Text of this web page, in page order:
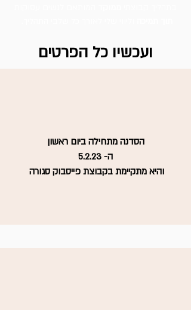
ועכשיו כל הפרטים
הסדנה מתחילה ביום ראשון
ה- 5.2.23
והיא מתקיימת בקבוצת פייסבוק סגורה